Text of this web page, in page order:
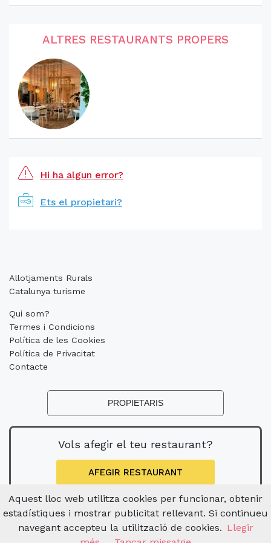
ALTRES RESTAURANTS PROPERS
Hi ha algun error?
Ets el propietari?
Allotjaments Rurals
Catalunya turisme
Qui som?
Termes i Condicions
Política de les Cookies
Política de Privacitat
Contacte
PROPIETARIS
Vols afegir el teu restaurant?
AFEGIR RESTAURANT
Aquest lloc web utilitza cookies per funcionar, obtenir
estadístiques i mostrar publicitat rellevant. Si continueu
navegant accepteu la utilització de cookies. Llegir